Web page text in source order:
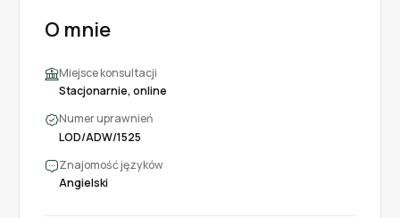
O mnie
Miejsce konsultacji
Stacjonarnie, online
Numer uprawnień
LOD/ADW/1525
Znajomość języków
Angielski